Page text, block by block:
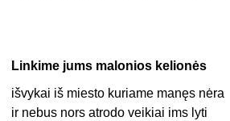
Linkime jums malonios kelionės
išvykai iš miesto kuriame manęs nėra
ir nebus nors atrodo veikiai ims lyti